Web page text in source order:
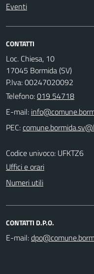
Eventi
CONTATTI
Loc. Chiesa, 10
17045 Bormida (SV)
P.Iva: 00247020092
Telefono:019 54718
E-mail:
PEC:
Codice univoco: UFKTZ6
Uffici e orari
Numeri utili
CONTATTI D.P.O.
E-mail: